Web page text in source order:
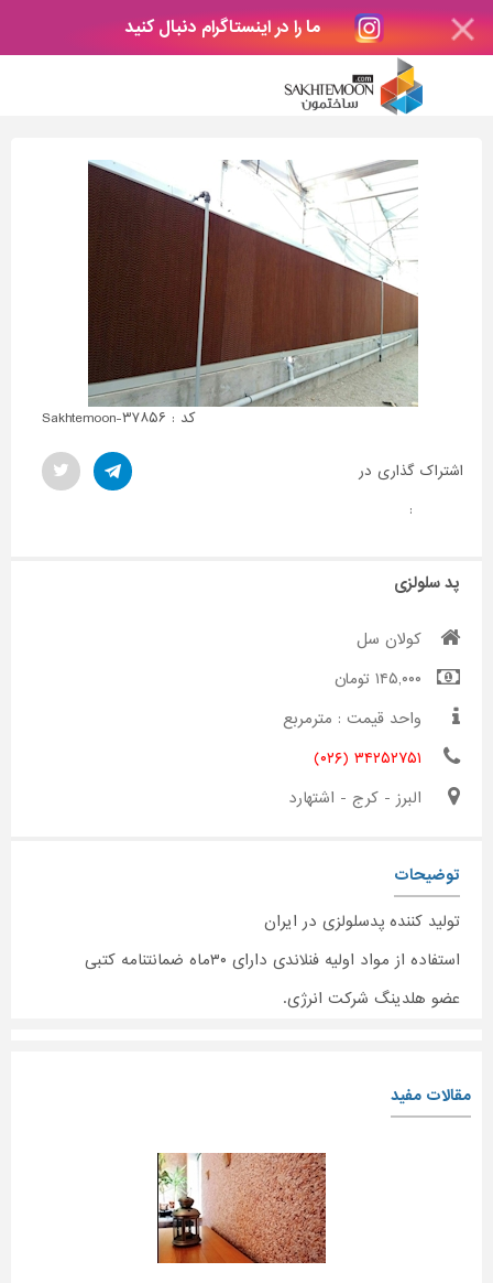
ما را در اینستاگرام دنبال کنید
کد : Sakhtemoon-۳۷۸۵۶
اشتراک گذاری در
:
پد سلولزی
کولان سل
۱۴۵,۰۰۰ تومان
واحد قیمت : مترمربع
۳۴۲۵۲۷۵۱ (۰۲۶)
البرز - کرج - اشتهارد
توضیحات
تولید کننده پدسلولزی در ایران
استفاده از مواد اولیه فنلاندی دارای ۳۰ماه ضمانتنامه کتبی
عضو هلدینگ شرکت انرژی.
مقالات مفید